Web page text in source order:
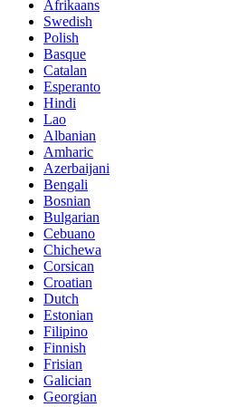
Afrikaans
Swedish
Polish
Basque
Catalan
Esperanto
Hindi
Lao
Albanian
Amharic
Azerbaijani
Bengali
Bosnian
Bulgarian
Cebuano
Chichewa
Corsican
Croatian
Dutch
Estonian
Filipino
Finnish
Frisian
Galician
Georgian